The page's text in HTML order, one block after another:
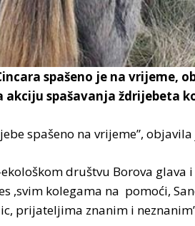
spašeno je na vrijeme,
spašavanja ždrijebeta
spašeno na vrijeme”,
društvu Borova glava
,svim kolegama na pomoći,
prijateljima znanim i